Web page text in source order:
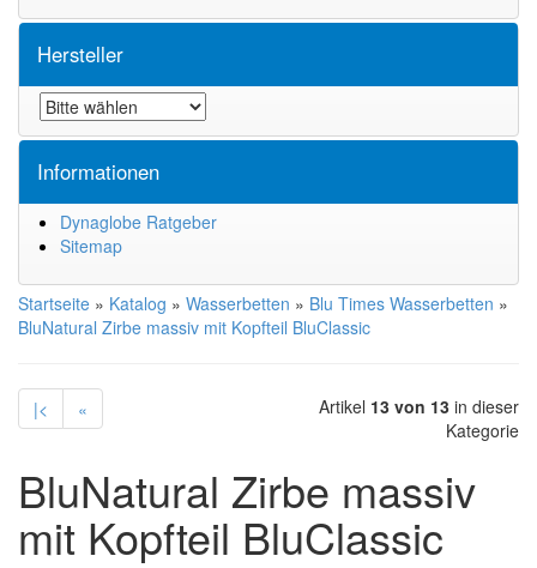
Hersteller
Informationen
Dynaglobe Ratgeber
Sitemap
Startseite » Katalog » Wasserbetten » Blu Times Wasserbetten »
BluNatural Zirbe massiv mit Kopfteil BluClassic
|< « Artikel 13 von 13 in dieser
Kategorie
BluNatural Zirbe massiv
mit Kopfteil BluClassic